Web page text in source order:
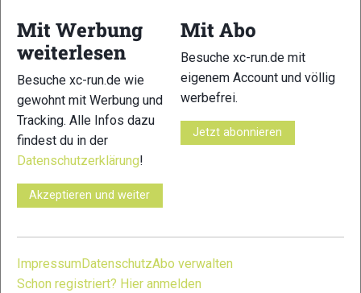
Sprengung: 8 Millimeter
Empf. Verkaufspreis: 159,95 €
TESTERGEBNIS
Schnürung
Mit Werbung
weiterlesen
Besuche xc-run.de wie
gewohnt mit Werbung und
Tracking. Alle Infos dazu
findest du in der
Datenschutzerklärung!
Akzeptieren und weiter
Mit Abo
Besuche xc-run.de mit
eigenem Account und völlig
werbefrei.
Jetzt abonnieren
Impressum DatenschutzAbo verwalten
Schon registriert? Hier anmelden